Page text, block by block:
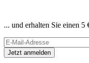
... und erhalten Sie einen